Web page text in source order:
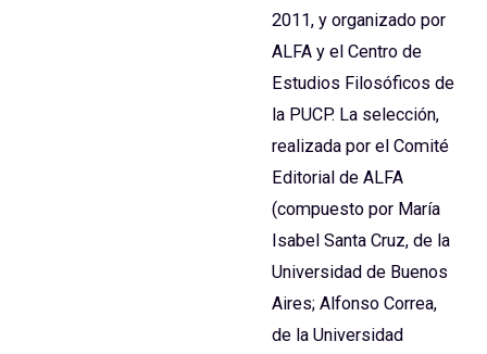
2011, y organizado por
ALFA y el Centro de
Estudios Filosóficos de
la PUCP. La selección,
realizada por el Comité
Editorial de ALFA
(compuesto por Marí­a
Isabel Santa Cruz, de la
Universidad de Buenos
Aires; Alfonso Correa,
de la Universidad